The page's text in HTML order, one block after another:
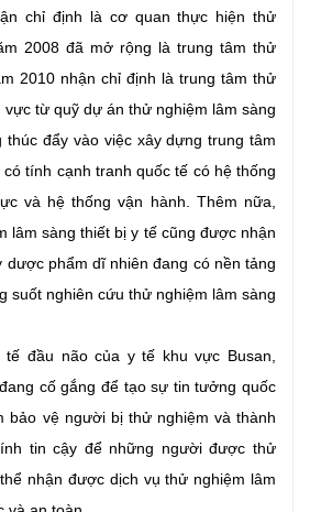
chỉ định là cơ quan thực hiện thử
2008 đã mở rộng là trung tâm thử
2010 nhận chỉ định là trung tâm thử
vực từ quỹ dự án thử nghiệm lâm sàng
thúc đẩy vào việc xây dựng trung tâm
tính cạnh tranh quốc tế có hệ thống
và hệ thống vận hành. Thêm nữa,
lâm sàng thiết bị y tế cũng được nhận
dược phẩm dĩ nhiên đang có nền tảng
suốt nghiên cứu thử nghiệm lâm sàng
đầu não của y tế khu vực Busan,
cố gắng để tạo sự tin tưởng quốc
bảo vệ người bị thử nghiệm và thành
tin cậy để những người được thử
nhận được dịch vụ thử nghiệm lâm